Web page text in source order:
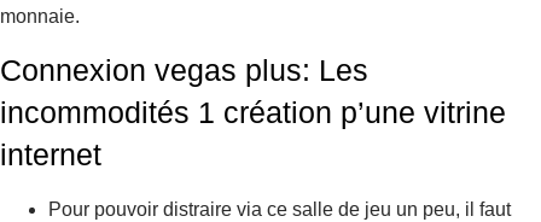
monnaie.
Connexion vegas plus: Les
incommodités 1 création p’une vitrine
internet
Pour pouvoir distraire via ce salle de jeu un peu, il faut